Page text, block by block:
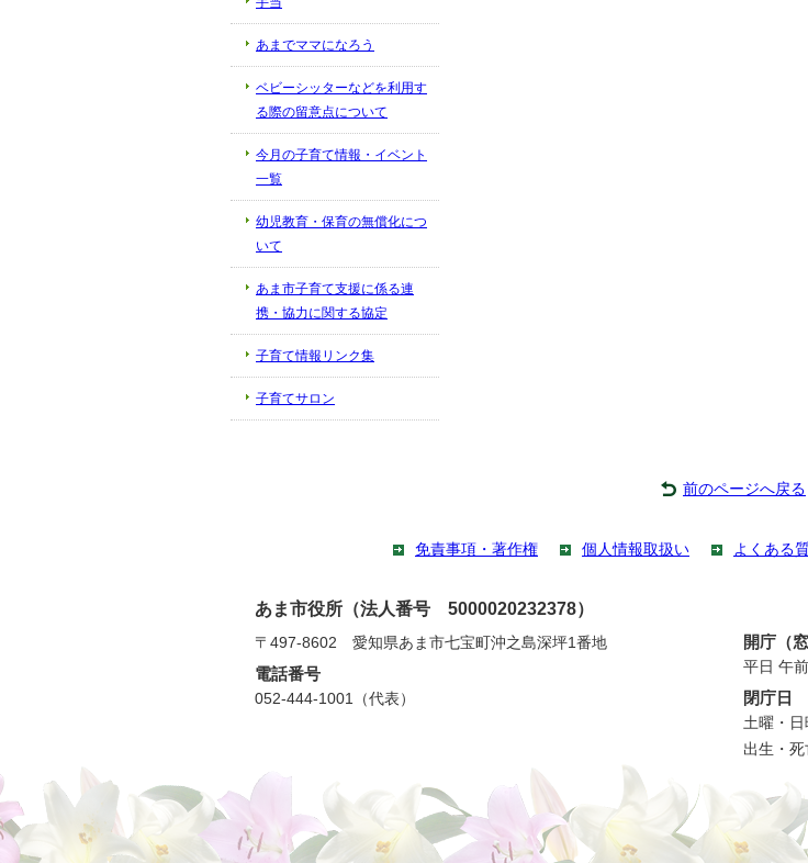
あまでママになろう
ベビーシッターなどを利用す
る際の留意点について
今月の子育て情報・イベント
一覧
幼児教育・保育の無償化につ
いて
あま市子育て支援に係る連
携・協力に関する協定
子育て情報リンク集
子育てサロン
前のページへ戻る
免責事項・著作権 個人情報取扱い よくある
あま市役所（法人番号 5000020232378）
〒497-8602 愛知県あま市七宝町沖之島深坪1番地
電話番号
052-444-1001（代表）
開庁（
平日 午
閉庁日
土曜・日
出生・